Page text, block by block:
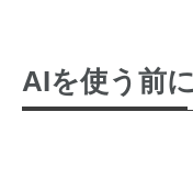
AIを使う前